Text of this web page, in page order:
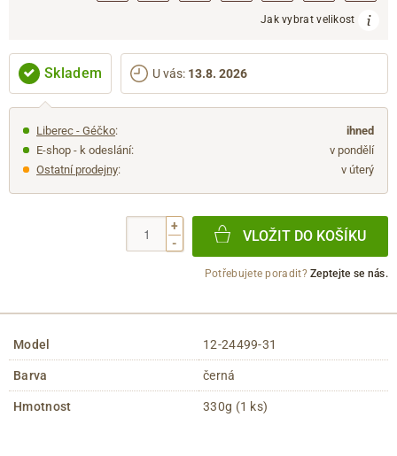
Jak vybrat velikost
Skladem U vás: 13.8. 2026
Liberec - Géčko:
ihned
E-shop - k odeslání:
v pondělí
Ostatní prodejny: v úterý
+
-
VLOŽIT DO KOŠÍKU
Potřebujete poradit?Zeptejte se nás.
Model 12-24499-31
Barva černá
Hmotnost 330g (1 ks)